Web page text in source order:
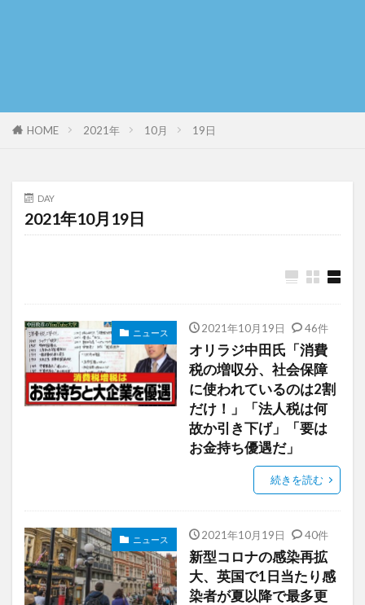
HOME 2021年 10月 19日
DAY
2021年10月19日
ニュース 2021年10月19日 46件
オリラジ中田氏「消費
税の増収分、社会保障
に使われているのは2割
だけ！」「法人税は何
故か引き下げ」「要は
お金持ち優遇だ」
続きを読む
ニュース 2021年10月19日 40件
新型コロナの感染再拡
大、英国で1日当たり感
染者が夏以降で最多更